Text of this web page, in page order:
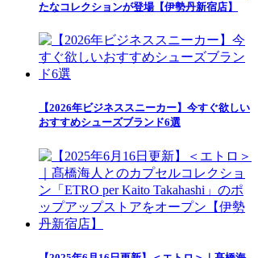
たなコレクションが登場【伊勢丹新宿店】
【2026年ビジネススニーカー】今すぐ欲しい
おすすめシューズブランド6選